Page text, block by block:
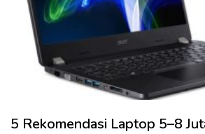
5 Rekomendasi Laptop 5–8